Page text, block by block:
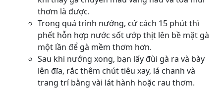
thơm là được.
Trong quá trình nướng, cứ cách 15 phút thì
phết hỗn hợp nước sốt ướp thịt lên bề mặt gà
một lần để gà mềm thơm hơn.
Sau khi nướng xong, bạn lấy đùi gà ra và bày
lên đĩa, rắc thêm chút tiêu xay, lá chanh và
trang trí bằng vài lát hành hoặc rau thơm.